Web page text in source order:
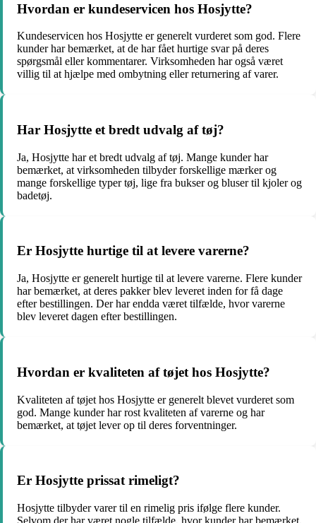
Hvordan er kundeservicen hos Hosjytte?
Kundeservicen hos Hosjytte er generelt vurderet som god. Flere
kunder har bemærket, at de har fået hurtige svar på deres
spørgsmål eller kommentarer. Virksomheden har også været
villig til at hjælpe med ombytning eller returnering af varer.
Har Hosjytte et bredt udvalg af tøj?
Ja, Hosjytte har et bredt udvalg af tøj. Mange kunder har
bemærket, at virksomheden tilbyder forskellige mærker og
mange forskellige typer tøj, lige fra bukser og bluser til kjoler og
badetøj.
Er Hosjytte hurtige til at levere varerne?
Ja, Hosjytte er generelt hurtige til at levere varerne. Flere kunder
har bemærket, at deres pakker blev leveret inden for få dage
efter bestillingen. Der har endda været tilfælde, hvor varerne
blev leveret dagen efter bestillingen.
Hvordan er kvaliteten af tøjet hos Hosjytte?
Kvaliteten af tøjet hos Hosjytte er generelt blevet vurderet som
god. Mange kunder har rost kvaliteten af varerne og har
bemærket, at tøjet lever op til deres forventninger.
Er Hosjytte prissat rimeligt?
Hosjytte tilbyder varer til en rimelig pris ifølge flere kunder.
Selvom der har været nogle tilfælde, hvor kunder har bemærket,